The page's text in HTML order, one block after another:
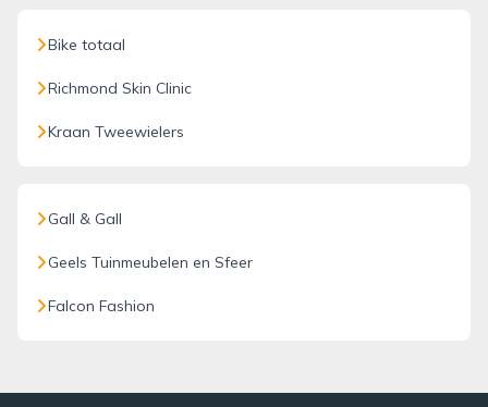
Bike totaal
Richmond Skin Clinic
Kraan Tweewielers
Gall & Gall
Geels Tuinmeubelen en Sfeer
Falcon Fashion